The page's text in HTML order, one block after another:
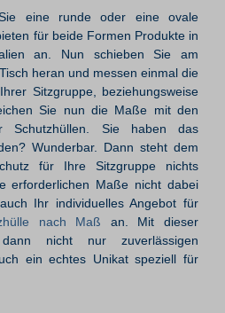
eine runde oder eine ovale
für beide Formen Produkte in
an. Nun schieben Sie am
heran und messen einmal die
Sitzgruppe, beziehungsweise
Sie nun die Maße mit den
Schutzhüllen. Sie haben das
Wunderbar. Dann steht dem
für Ihre Sitzgruppe nichts
erforderlichen Maße nicht dabei
Ihr individuelles Angebot für
nach Maß an. Mit dieser
nicht nur zuverlässigen
ein echtes Unikat speziell für